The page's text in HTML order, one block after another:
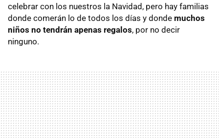
celebrar con los nuestros la Navidad, pero hay familias
donde comerán lo de todos los días y donde muchos
niños no tendrán apenas regalos, por no decir
ninguno.